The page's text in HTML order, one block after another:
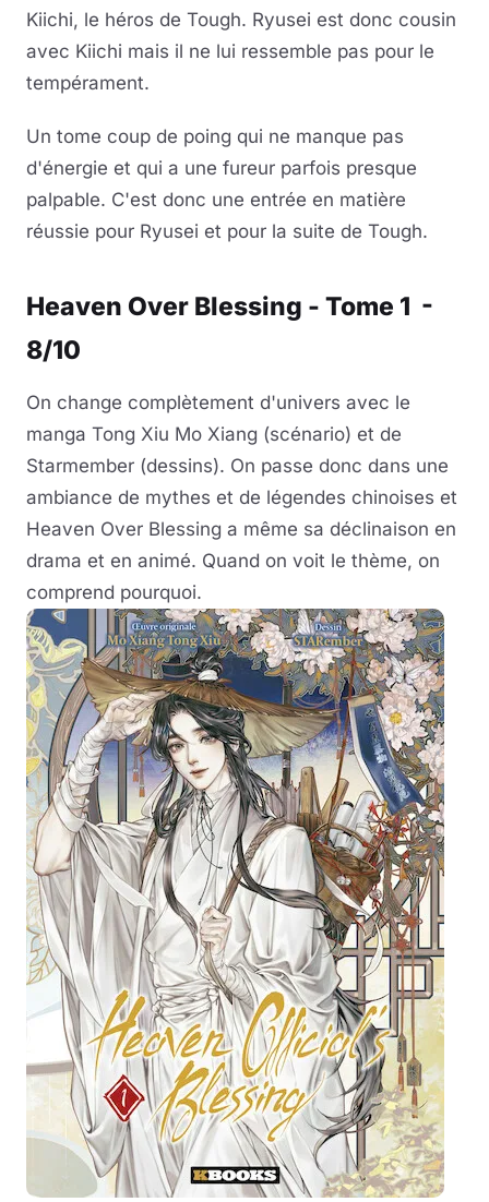
Kiichi, le héros de Tough. Ryusei est donc cousin
avec Kiichi mais il ne lui ressemble pas pour le
tempérament.
Un tome coup de poing qui ne manque pas
d'énergie et qui a une fureur parfois presque
palpable. C'est donc une entrée en matière
réussie pour Ryusei et pour la suite de Tough.
Heaven Over Blessing - Tome 1 -
8/10
On change complètement d'univers avec le
manga Tong Xiu Mo Xiang (scénario) et de
Starmember (dessins). On passe donc dans une
ambiance de mythes et de légendes chinoises et
Heaven Over Blessing a même sa déclinaison en
drama et en animé. Quand on voit le thème, on
comprend pourquoi.